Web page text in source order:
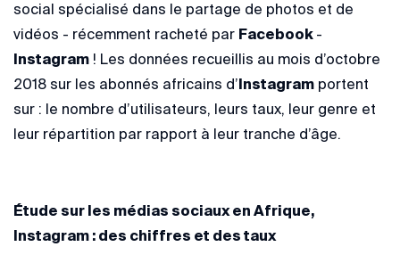
social spécialisé dans le partage de photos et de
vidéos - récemment racheté par Facebook -
Instagram ! Les données recueillis au mois d’octobre
2018 sur les abonnés africains d’Instagram portent
sur : le nombre d’utilisateurs, leurs taux, leur genre et
leur répartition par rapport à leur tranche d’âge.
Étude sur les médias sociaux en Afrique,
Instagram : des chiffres et des taux